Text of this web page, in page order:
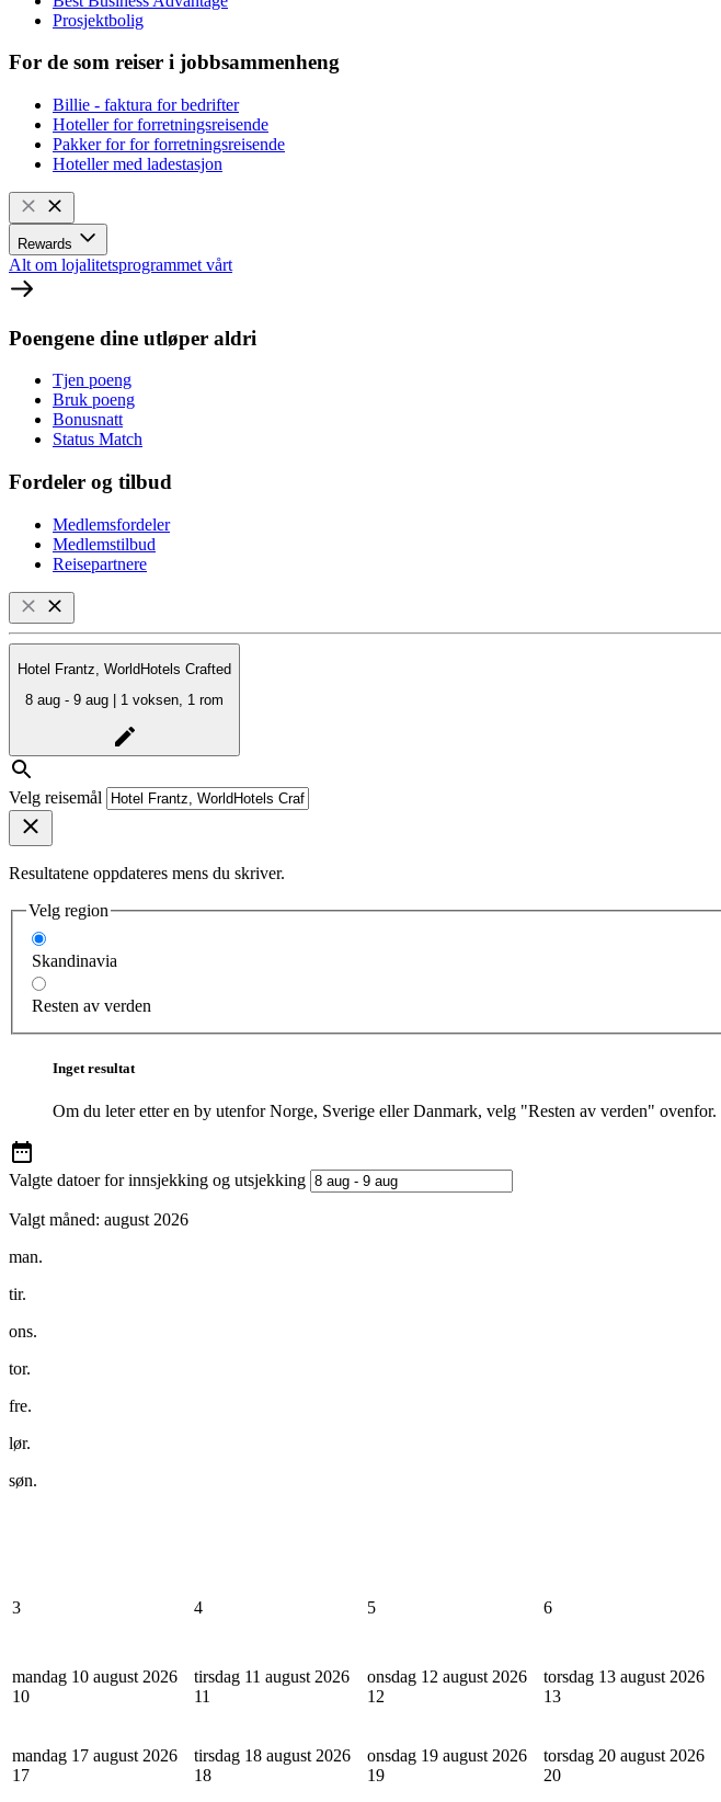
Prosjektbolig
For de som reiser i jobbsammenheng
Billie - faktura for bedrifter
Hoteller for forretningsreisende
Pakker for for forretningsreisende
Hoteller med ladestasjon
Rewards
Alt om lojalitetsprogrammet vårt
Poengene dine utløper aldri
Tjen poeng
Bruk poeng
Bonusnatt
Status Match
Fordeler og tilbud
Medlemsfordeler
Medlemstilbud
Reisepartnere
Hotel Frantz, WorldHotels Crafted
8 aug - 9 aug | 1 voksen, 1 rom
Velg reisemål
Resultatene oppdateres mens du skriver.
Velg region
Skandinavia
Resten av verden
Inget resultat
Om du leter etter en by utenfor Norge, Sverige eller Danmark, velg "Resten av verden" ovenfor.
Valgte datoer for innsjekking og utsjekking
Valgt måned: august 2026
man.
tir.
ons.
tor.
fre.
lør.
søn.
3 4 5 6
mandag 10 august 2026
10
tirsdag 11 august 2026
11
onsdag 12 august 2026
12
torsdag 13 august 2026
13
mandag 17 august 2026
17
tirsdag 18 august 2026
18
onsdag 19 august 2026
19
torsdag 20 august 2026
20